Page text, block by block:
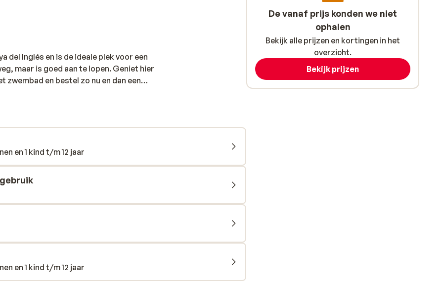
del Inglés en is de ideale plek voor een
maar is goed aan te lopen. Geniet hier
zwembad en bestel zo nu en dan een
splashpool en een leuke miniclub.
en 1 kind t/m 12 jaar
en 1 kind t/m 12 jaar
De vanaf prijs konden we niet
ophalen
Bekijk alle prijzen en kortingen in het
overzicht.
Bekijk prijzen